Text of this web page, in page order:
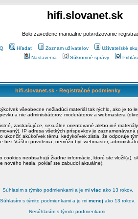
hifi.slovanet.sk
Bolo zavedene manualne potvrdzovanie
Hľadať Zoznam užívateľov Užívateľské
Nastavenia
Súkromné správy
hifi.slovanet.sk - Registračné podmienky
všeobecne nežiadúci materiál tak rýchlo, ako je to
a nie administrátorov, moderátorov a webmastera
zastrašujúce, sexuálne orientované alebo iné
IP adresa všetkých príspevkov je
akúkoľvek tému, kedykoľvek zistia, že odporuje
Vášho povolenia, nemôžu byť webmaster,
neobsahujú žiadne informácie, ktoré ste vložil(a),
nového hesla, pokiaľ ste zabudol aktuálne).
Súhlasím s týmito podmienkami a je mi viac ako 13 rokov.
Súhlasím s týmito podmienkami a je mi menej ako 13 rokov.
Nesúhlasím s týmito podmienkami.